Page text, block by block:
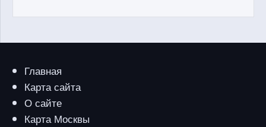
Главная
Карта сайта
О сайте
Карта Москвы